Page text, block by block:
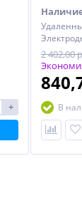
+
2 402,00
В